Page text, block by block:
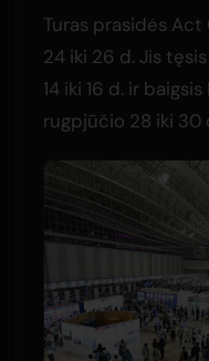
Turas prasidės
24 iki 26 d. Jis
14 iki 16 d. ir
rugpjūčio 28 iki 30